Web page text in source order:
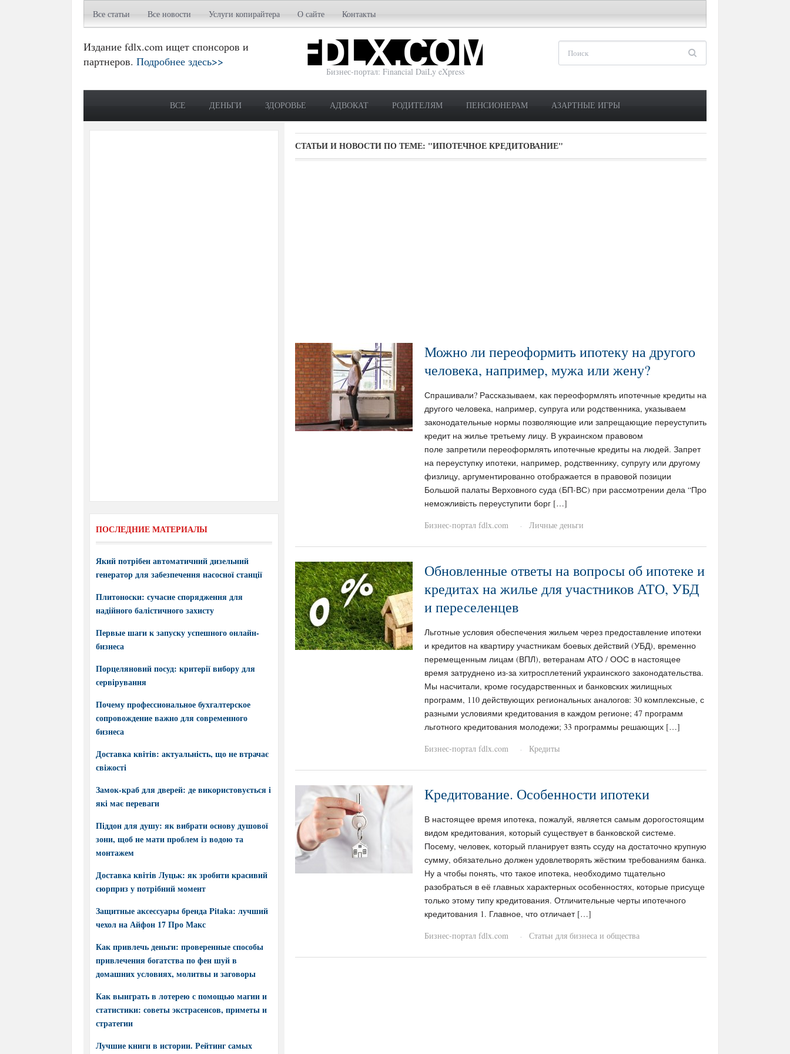
Все статьи Все новости Услуги копирайтера О сайте Контакты
Издание fdlx.com ищет спонсоров и
партнеров. Подробнее здесь>>
Бизнес-портал: Financial DaiLy eXpress
ВСЕ ДЕНЬГИ ЗДОРОВЬЕ АДВОКАТ РОДИТЕЛЯМ ПЕНСИОНЕРАМ АЗАРТНЫЕ ИГРЫ
СТАТЬИ И НОВОСТИ ПО ТЕМЕ: "ИПОТЕЧНОЕ КРЕДИТОВАНИЕ"
Можно ли переоформить ипотеку на другого
человека, например, мужа или жену?
Спрашивали? Рассказываем, как переоформлять ипотечные кредиты на
другого человека, например, супруга или родственника, указываем
законодательные нормы позволяющие или запрещающие переуступить
кредит на жилье третьему лицу. В украинском правовом
поле запретили переоформлять ипотечные кредиты на людей. Запрет
на переуступку ипотеки, например, родственнику, супругу или другому
физлицу, аргументированно отображается в правовой позиции
Большой палаты Верховного суда (БП-ВС) при рассмотрении дела “Про
неможливість переуступити борг […]
Бизнес-портал fdlx.com
· Личные деньги
Обновленные ответы на вопросы об ипотеке и
кредитах на жилье для участников АТО, УБД
и переселенцев
Льготные условия обеспечения жильем через предоставление ипотеки
и кредитов на квартиру участникам боевых действий (УБД), временно
перемещенным лицам (ВПЛ), ветеранам АТО / ООС в настоящее
время затруднено из-за хитросплетений украинского законодательства.
Мы насчитали, кроме государственных и банковских жилищных
программ, 110 действующих региональных аналогов: 30 комплексные, с
разными условиями кредитования в каждом регионе; 47 программ
льготного кредитования молодежи; 33 программы решающих […]
Бизнес-портал fdlx.com
· Кредиты
Кредитование. Особенности ипотеки
В настоящее время ипотека, пожалуй, является самым дорогостоящим
видом кредитования, который существует в банковской системе.
Посему, человек, который планирует взять ссуду на достаточно крупную
сумму, обязательно должен удовлетворять жёстким требованиям банка.
Ну а чтобы понять, что такое ипотека, необходимо тщательно
разобраться в её главных характерных особенностях, которые присуще
только этому типу кредитования. Отличительные черты ипотечного
кредитования 1. Главное, что отличает […]
Бизнес-портал fdlx.com
· Статьи для бизнеса и общества
ПОСЛЕДНИЕ МАТЕРИАЛЫ
Який потрібен автоматичний дизельний
генератор для забезпечення насосної станції
Плитоноски: сучасне спорядження для
надійного балістичного захисту
Первые шаги к запуску успешного онлайн-
бизнеса
Порцеляновий посуд: критерії вибору для
сервірування
Почему профессиональное бухгалтерское
сопровождение важно для современного
бизнеса
Доставка квітів: актуальність, що не втрачає
свіжості
Замок-краб для дверей: де використовується і
які має переваги
Піддон для душу: як вибрати основу душової
зони, щоб не мати проблем із водою та
монтажем
Доставка квітів Луцьк: як зробити красивий
сюрприз у потрібний момент
Защитные аксессуары бренда Pitaka: лучший
чехол на Айфон 17 Про Макс
Как привлечь деньги: проверенные способы
привлечения богатства по фен шуй в
домашних условиях, молитвы и заговоры
Как выиграть в лотерею с помощью магии и
статистики: советы экстрасенсов, приметы и
стратегии
Лучшие книги в истории. Рейтинг самых